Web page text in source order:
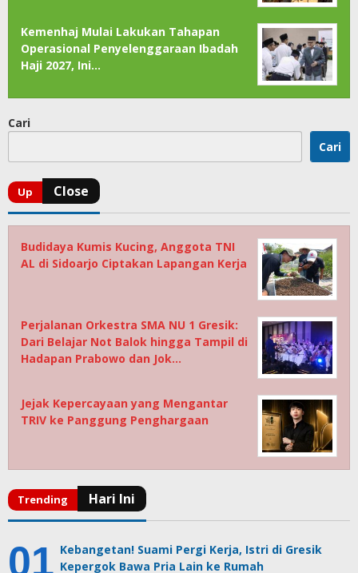
Kemenhaj Mulai Lakukan Tahapan
Operasional Penyelenggaraan Ibadah
Haji 2027, Ini…
Cari
Cari
Budidaya Kumis Kucing, Anggota TNI
AL di Sidoarjo Ciptakan Lapangan Kerja
Perjalanan Orkestra SMA NU 1 Gresik:
Dari Belajar Not Balok hingga Tampil di
Hadapan Prabowo dan Jok…
Jejak Kepercayaan yang Mengantar
TRIV ke Panggung Penghargaan
Kebangetan! Suami Pergi Kerja, Istri di Gresik
Kepergok Bawa Pria Lain ke Rumah